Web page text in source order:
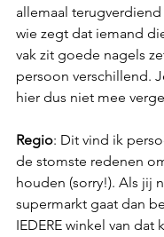
allemaal
wie zegt dat iemand
vak zit goede nagels
persoon verschillend.
hier dus niet mee
Regio: Dit vind ik
de stomste redenen
houden (sorry!). Als jij
supermarkt gaat dan
IEDERE winkel van dat